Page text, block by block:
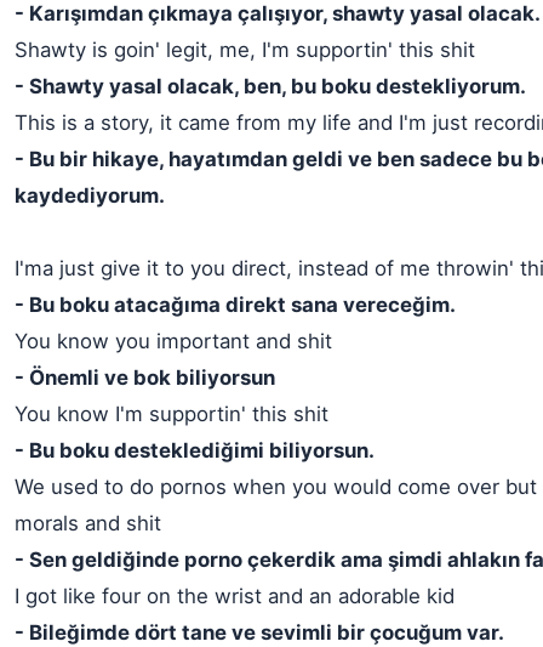
- Karışımdan çıkmaya çalışıyor, shawty yasal olacak.
Shawty is goin' legit, me, I'm supportin' this shit
- Shawty yasal olacak, ben, bu boku destekliyorum.
This is a story, it came from my life and I'm just
- Bu bir hikaye, hayatımdan geldi ve ben sadece bu
kaydediyorum.
I'ma just give it to you direct, instead of me throwin'
- Bu boku atacağıma direkt sana vereceğim.
You know you important and shit
- Önemli ve bok biliyorsun
You know I'm supportin' this shit
- Bu boku desteklediğimi biliyorsun.
We used to do pornos when you would come over
morals and shit
- Sen geldiğinde porno çekerdik ama şimdi ahlakın
I got like four on the wrist and an adorable kid
- Bileğimde dört tane ve sevimli bir çocuğum var.